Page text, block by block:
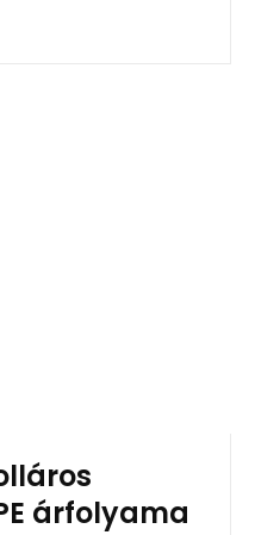
árfolyama